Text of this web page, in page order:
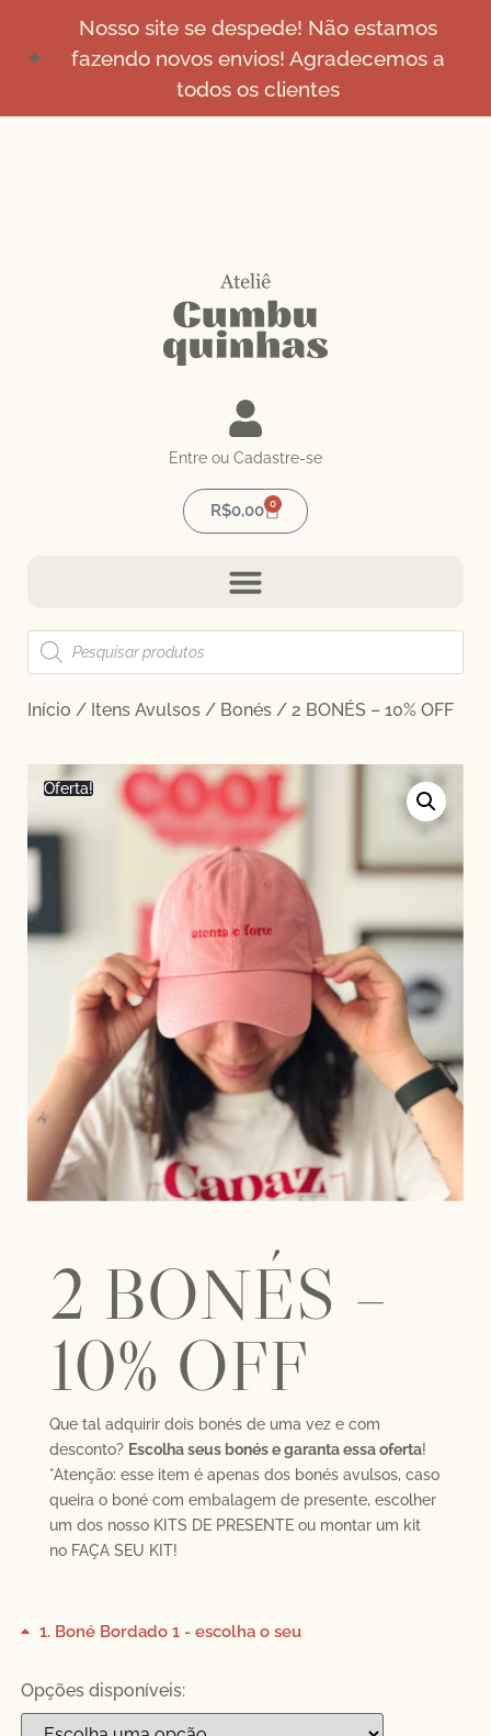
Nosso site se despede! Não estamos
fazendo novos envios! Agradecemos a
todos os clientes
Entre ou Cadastre-se
R$0,00 0
Início / Itens Avulsos / Bonés / 2 BONÉS – 10% OFF
Oferta!
2 BONÉS –
10% OFF
Que tal adquirir dois bonés de uma vez e com
desconto? Escolha seus bonés e garanta essa oferta!
*Atenção: esse item é apenas dos bonés avulsos, caso
queira o boné com embalagem de presente, escolher
um dos nosso KITS DE PRESENTE ou montar um kit
no FAÇA SEU KIT!
1 Boné Bordado 1 - escolha o seu
Opções disponíveis: